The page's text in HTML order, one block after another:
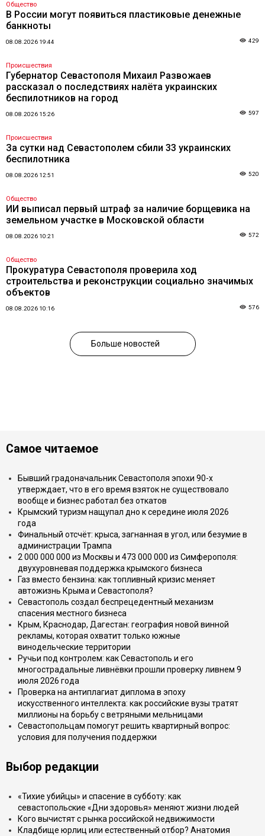
Общество
В России могут появиться пластиковые денежные
банкноты
08.08.2026 19:44 429
Происшествия
Губернатор Севастополя Михаил Развожаев
рассказал о последствиях налёта украинских
беспилотников на город
08.08.2026 15:26 597
Происшествия
За сутки над Севастополем сбили 33 украинских
беспилотника
08.08.2026 12:51 520
Общество
ИИ выписал первый штраф за наличие борщевика на
земельном участке в Московской области
08.08.2026 10:21 572
Общество
Прокуратура Севастополя проверила ход
строительства и реконструкции социально значимых
объектов
08.08.2026 10:16 576
Больше новостей
Самое читаемое
Бывший градоначальник Севастополя эпохи 90-х
утверждает, что в его время взяток не существовало
вообще и бизнес работал без откатов
Крымский туризм нащупал дно к середине июля 2026
года
Финальный отсчёт: крыса, загнанная в угол, или безумие в
администрации Трампа
2 000 000 000 из Москвы и 473 000 000 из Симферополя:
двухуровневая поддержка крымского бизнеса
Газ вместо бензина: как топливный кризис меняет
автожизнь Крыма и Севастополя?
Севастополь создал беспрецедентный механизм
спасения местного бизнеса
Крым, Краснодар, Дагестан: география новой винной
рекламы, которая охватит только южные
винодельческие территории
Ручьи под контролем: как Севастополь и его
многострадальные ливнёвки прошли проверку ливнем 9
июля 2026 года
Проверка на антиплагиат диплома в эпоху
искусственного интеллекта: как российские вузы тратят
миллионы на борьбу с ветряными мельницами
Севастопольцам помогут решить квартирный вопрос:
условия для получения поддержки
Выбор редакции
«Тихие убийцы» и спасение в субботу: как
севастопольские «Дни здоровья» меняют жизни людей
Кого вычистят с рынка российской недвижимости
Кладбище юрлиц или естественный отбор? Анатомия